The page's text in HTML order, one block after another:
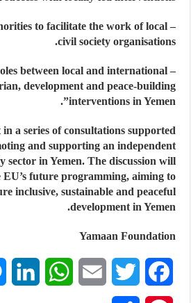
to facilitate the work of local
civil society organisations.
between local and international
development and peace-building
interventions in Yemen”.
a series of consultations supported
and supporting an independent
sector in Yemen. The discussion will
EU’s future programming, aiming to
inclusive, sustainable and peaceful
development in Yemen.
Yamaan Foundation
a
W